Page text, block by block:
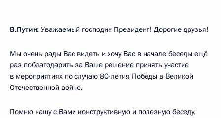
В.Путин: Уважаемый господин Президент! Дорогие друзья!
Мы очень рады Вас видеть и хочу Вас в начале беседы ещё
раз поблагодарить за Ваше решение принять участие
в мероприятиях по случаю 80-летия Победы в Великой
Отечественной войне.
Помню нашу с Вами конструктивную и полезную беседу,